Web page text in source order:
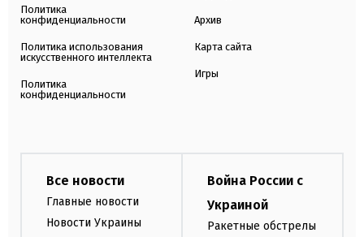
Политика
конфиденциальности
Политика использования
искусственного интеллекта
Политика
конфиденциальности
Архив
Карта сайта
Игры
Все новости
Главные новости
Новости Украины
Война России с
Украиной
Ракетные обстрелы